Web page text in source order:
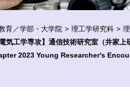
育／学部・大学院 理工学研究科
気工学専攻】通信技術研究室（井家
2023 Young Researcher's